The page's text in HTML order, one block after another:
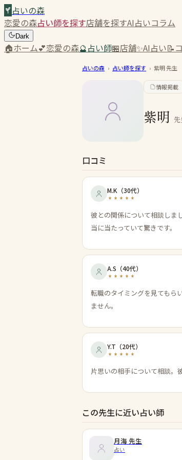
占いの森
恋愛の森占い師を探す店舗を探すAI占いコラム
Dark
🏠ホーム💕恋愛の森🔮占い師🏪店舗✨AI占い📝
占いの森 › 占い師を探す › 紫明先生
情報掲載
紫明 先
口コミ
M.K （30代）
彼との関係について相談しま
当に当たっていて驚きです。
A.S （40代）
転職のタイミングを見てもら
ません。
Y.T （20代）
片思いの相手について相談。
この先生に近い占い師
月海 先生
占い